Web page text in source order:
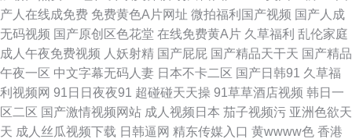
a级啪在线看 污色色五月 91视频网在线 超碰免费成人 国产av影院 国产伊人
五月花 欧美丝袜性爱 无码欧美另类 成人免费福利 老司机亚洲福利 欧美人妖
五月天 午夜福合集 午夜福利3000 91国内产大香蕉 福利视频在线导航 美日
产人在线成免费 免费黄色A片网址 微拍福利国产视频 国产人成
无码视频 国产原创区色花堂 在线免费黄A片 久草福利 乱伦家庭
成人午夜免费视频 人妖射精 国产屁屁 国产精品天干天 国产精品
午夜一区 中文字幕无码人妻 日本不卡二区 国产日韩91 久草福
利视频网 91日日夜夜91 超碰碰天天操 91草草酒店视频 韩日一
区二区 国产激情视频网站 成人视频日本 茄子视频污 亚洲色欲天
天 成人丝瓜视频下载 日韩逼网 精东传媒入口 黄wwww色 香港